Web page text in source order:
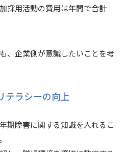
採用活動の費用は年間で合計
、企業側が意識したいことを考
テラシーの向上
期障害に関する知識を入れるこ